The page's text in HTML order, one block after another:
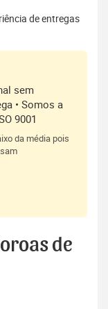
de entregas
sem
• Somos a
9001
da média pois
de